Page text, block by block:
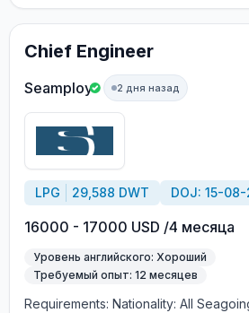
Chief Engineer
Seamploy 2 дня назад
LPG 29,588 DWT DOJ: 15-
16000 - 17000 USD /4 месяца
Уровень английского: Хороший
Требуемый опыт: 12 месяцев
Requirements: Nationality: All